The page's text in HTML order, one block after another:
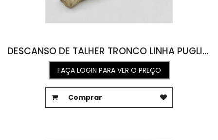
DESCANSO DE TALHER TRONCO LINHA PUGLIA 2,5L X 7,5C X 1,5A
FAÇA LOGIN PARA VER O PREÇO
Comprar